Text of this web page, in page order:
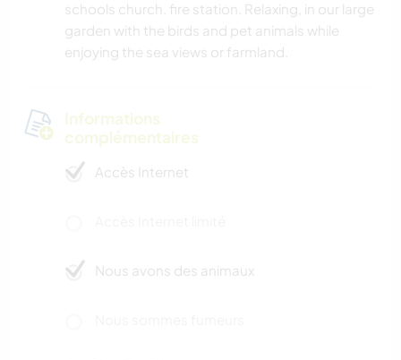
schools church. fire station. Relaxing, in our large
garden with the birds and pet animals while
enjoying the sea views or farmland.
Informations
complémentaires
Accès Internet
Nous avons des animaux